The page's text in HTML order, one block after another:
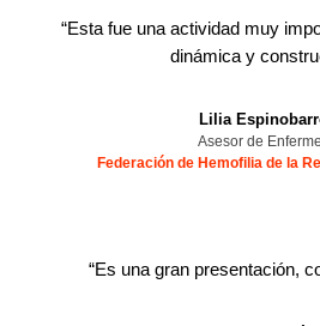
“Esta fue una actividad muy
dinámica y
Lilia
Asesor de
Federación de Hemofilia de la
“Es una gran presentación,